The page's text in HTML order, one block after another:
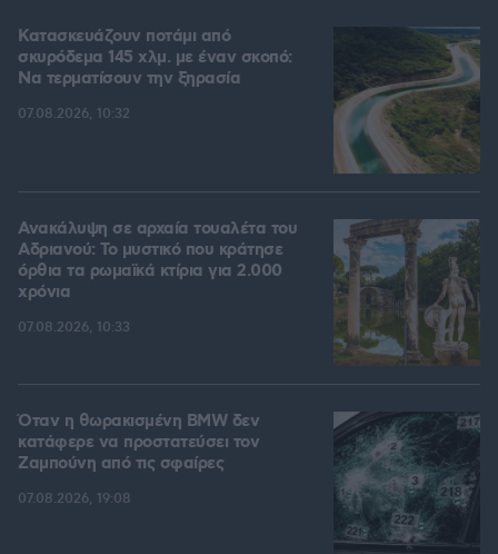
Κατασκευάζουν ποτάμι από
σκυρόδεμα 145 χλμ. με έναν σκοπό:
Να τερματίσουν την ξηρασία
07.08.2026, 10:32
Ανακάλυψη σε αρχαία τουαλέτα του
Αδριανού: Το μυστικό που κράτησε
όρθια τα ρωμαϊκά κτίρια για 2.000
χρόνια
07.08.2026, 10:33
Όταν η θωρακισμένη BMW δεν
κατάφερε να προστατεύσει τον
Ζαμπούνη από τις σφαίρες
07.08.2026, 19:08